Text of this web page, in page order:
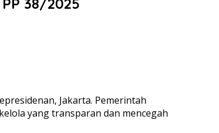
Jakarta. Pemerintah
yang transparan dan mencegah